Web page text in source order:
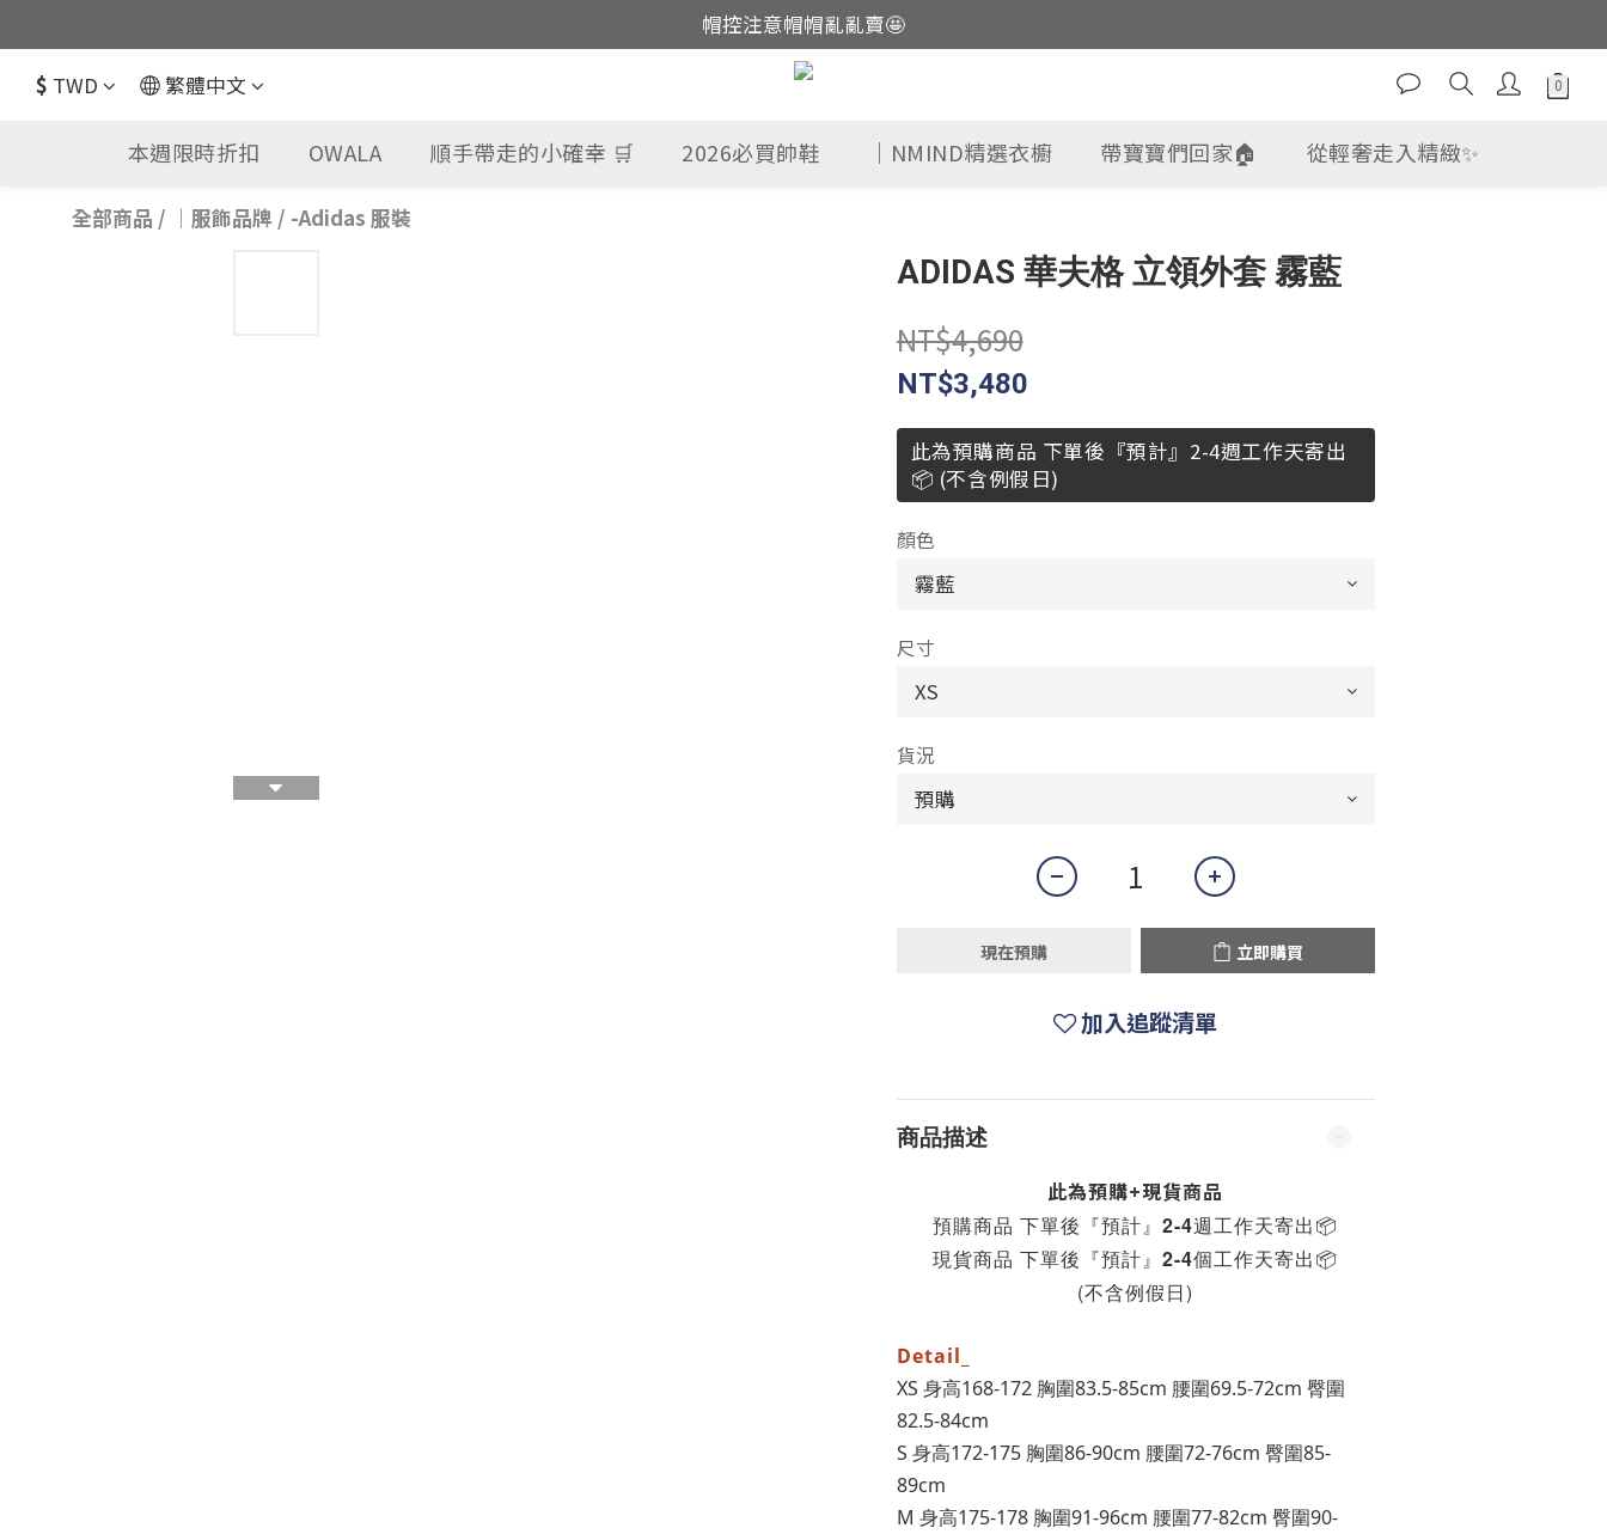
這裡現貨不用等👟
帽控注意帽帽亂亂賣🤩
這裡現貨不用等👟
$ TWD 繁體中文
本週限時折扣 OWALA 順手帶走的小確幸 🛒 2026必買帥鞋 ｜NMIND精選衣櫥 帶寶寶們回家🏠 從輕奢走入精緻✨
全部商品 / ｜服飾品牌 / -Adidas 服裝
ADIDAS 華夫格 立領外套 霧藍
NT$4,690
NT$3,480
此為預購商品 下單後『預計』2-4週工作天寄出
📦 (不含例假日)
顏色
尺寸
貨況
現在預購 立即購買
加入追蹤清單
商品描述
此為預購+現貨商品
預購商品 下單後『預計』2-4週工作天寄出📦
現貨商品 下單後『預計』2-4個工作天寄出📦
(不含例假日)
Detail_
XS 身高168-172 胸圍83.5-85cm 腰圍69.5-72cm 臀圍
82.5-84cm
S 身高172-175 胸圍86-90cm 腰圍72-76cm 臀圍85-
89cm
M 身高175-178 胸圍91-96cm 腰圍77-82cm 臀圍90-